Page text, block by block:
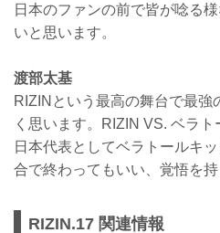
日本のファンの前で皆が唸る
いと思います。
渡部太基
RIZINという最高の舞台で最強
く思います。RIZIN VS. ベラト
日本代表としてベラトールキ
合で終わってもいい、覚悟を持
RIZIN.17 関連情報